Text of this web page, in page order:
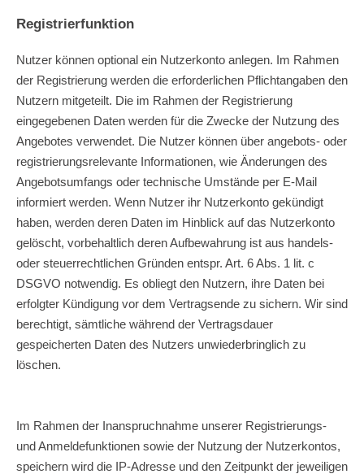
Registrierfunktion
Nutzer können optional ein Nutzerkonto anlegen. Im Rahmen
der Registrierung werden die erforderlichen Pflichtangaben den
Nutzern mitgeteilt. Die im Rahmen der Registrierung
eingegebenen Daten werden für die Zwecke der Nutzung des
Angebotes verwendet. Die Nutzer können über angebots- oder
registrierungsrelevante Informationen, wie Änderungen des
Angebotsumfangs oder technische Umstände per E-Mail
informiert werden. Wenn Nutzer ihr Nutzerkonto gekündigt
haben, werden deren Daten im Hinblick auf das Nutzerkonto
gelöscht, vorbehaltlich deren Aufbewahrung ist aus handels-
oder steuerrechtlichen Gründen entspr. Art. 6 Abs. 1 lit. c
DSGVO notwendig. Es obliegt den Nutzern, ihre Daten bei
erfolgter Kündigung vor dem Vertragsende zu sichern. Wir sind
berechtigt, sämtliche während der Vertragsdauer
gespeicherten Daten des Nutzers unwiederbringlich zu
löschen.
Im Rahmen der Inanspruchnahme unserer Registrierungs-
und Anmeldefunktionen sowie der Nutzung der Nutzerkontos,
speichern wird die IP-Adresse und den Zeitpunkt der jeweiligen